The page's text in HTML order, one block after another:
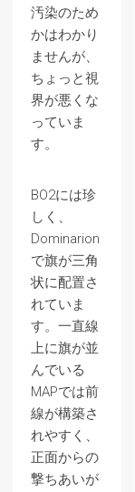
汚染のため
かはわかり
ませんが、
ちょっと視
界が悪くな
っていま
す。
BO2には珍
しく、
Dominarion
で旗が三角
状に配置さ
れていま
す。一直線
上に旗が並
んでいる
MAPでは前
線が構築さ
れやすく、
正面からの
撃ちあいが